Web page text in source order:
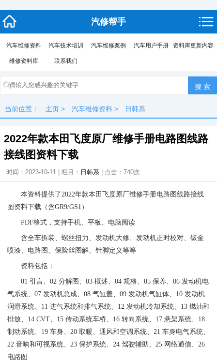
汽修帮手
汽车维修资料 汽车技术培训 汽车维修案例 汽车用户手册 资料库更新内容
维修资料库 联系我们
当前位置： 主页 > 汽车维修资料 > 日韩系
2022年款本田飞度原厂维修手册电路图线路
接线图资料下载
时间：2023-10-11 | 栏目： 日韩系 | 点击： 740次
本资料提供了2022年款本田飞度原厂维修手册电路图线路接线
图资料下载（含GR9/GS1）
PDF格式，支持手机、平板、电脑阅读
含全车拆装、螺丝扭力、发动机大修、发动机正时校对、钣金
喷漆、电路图、保险丝图解、针脚定义等等
资料包括：
01 引言、02 分解图、03 概述、04 规格、05 保养、06 发动机电
气系统、07 发动机总成、08 气缸盖、09 发动机气缸体、10 发动机
润滑系统、11 进气系统和排气系统、12 发动机冷却系统、13 燃油和
排放、14 CVT、15 传动系统车桥、16 转向系统、17 悬架系统、18
制动系统、19 车身、20 取暖、通风和空调系统、21 车身电气系统、
22 音响和可视系统、23 保护系统、24 驾驶辅助、25 网络通信、26
电路图